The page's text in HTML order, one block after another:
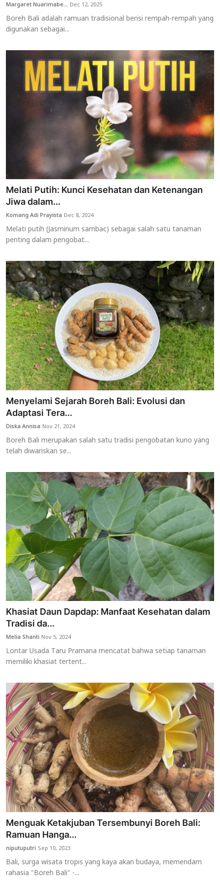
Margaret Nuarimabe... Dec 12, 2025
Boreh Bali adalah ramuan tradisional berisi rempah-rempah yang
digunakan sebagai...
Melati Putih: Kunci Kesehatan dan Ketenangan
Jiwa dalam...
Komang Adi Prayista Dec 8, 2024
Melati putih (Jasminum sambac) sebagai salah satu tanaman
penting dalam pengobat...
Menyelami Sejarah Boreh Bali: Evolusi dan
Adaptasi Tera...
Diska Annisa Nov 21, 2024
Boreh Bali merupakan salah satu tradisi pengobatan kuno yang
telah diwariskan se...
Khasiat Daun Dapdap: Manfaat Kesehatan dalam
Tradisi da...
Melia Shanti Nov 5, 2024
Lontar Usada Taru Pramana mencatat bahwa setiap tanaman
memiliki khasiat tertent...
Menguak Ketakjuban Tersembunyi Boreh Bali:
Ramuan Hanga...
niputuputri Sep 10, 2023
Bali, surga wisata tropis yang kaya akan budaya, memendam
rahasia "Boreh Bali" -...